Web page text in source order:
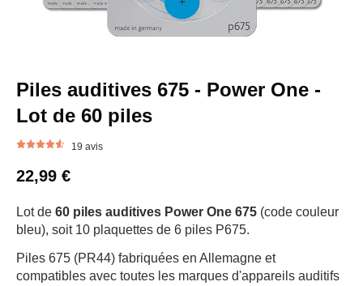
Piles auditives 675 - Power One -
Lot de 60 piles
19 avis
22,99 €
Lot de 60 piles auditives Power One 675 (code couleur
bleu), soit 10 plaquettes de 6 piles P675.
Piles 675 (PR44) fabriquées en Allemagne et
compatibles avec toutes les marques d'appareils auditifs